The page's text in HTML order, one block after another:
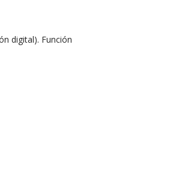
digital). Función